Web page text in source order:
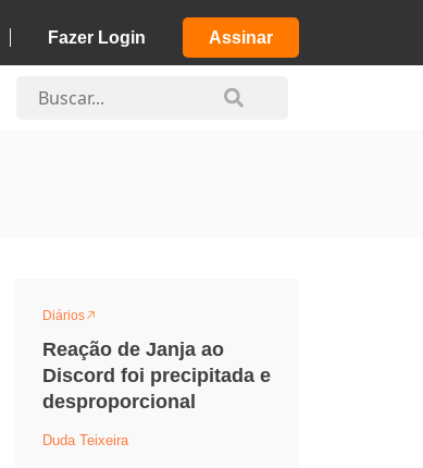
Fazer Login Assinar
Diários
Reação de Janja ao
Discord foi precipitada e
desproporcional
Duda Teixeira